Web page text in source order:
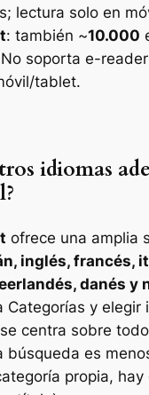
lectura solo en
: también ~10.000
soporta e-
tablet.
idiomas
ofrece una amplia
inglés, francés,
danés y
Categorías y elegir
se centra sobre
búsqueda es
propia, hay